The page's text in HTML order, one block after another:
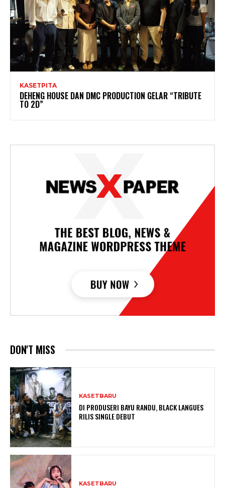
KASETPITA
DEHENG HOUSE DAN DMC PRODUCTION GELAR “TRIBUTE
TO 2D”
DON'T MISS
KASETBARU
DI PRODUSERI BAYU RANDU, BLACK LANGUES
RILIS SINGLE DEBUT
KASETBARU